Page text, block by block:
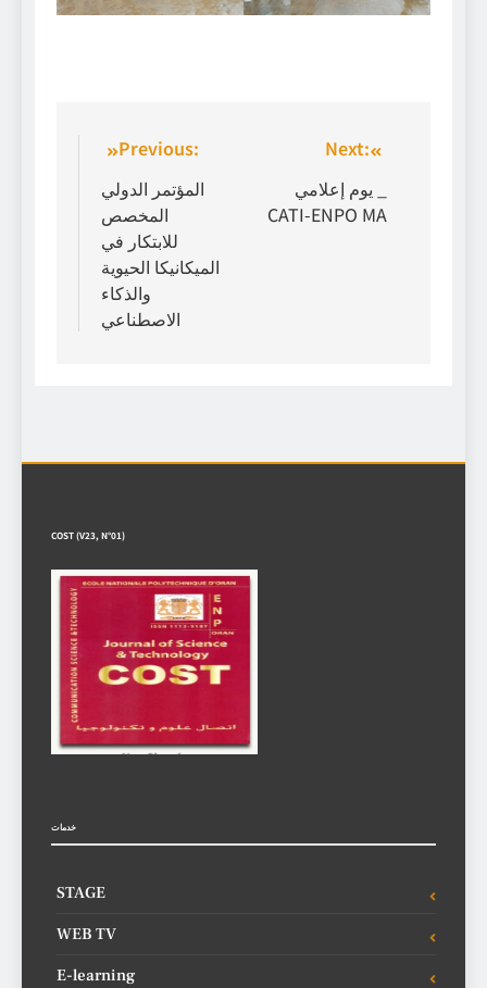
Previous:
المؤتمر الدولي
المخصص
للابتكار في
الميكانيكا الحيوية
والذكاء
الاصطناعي
Next:
يوم إعلامي _
CATI-ENPO MA
COST (V23, N°01)
خدمات
STAGE
WEB TV
E-learning